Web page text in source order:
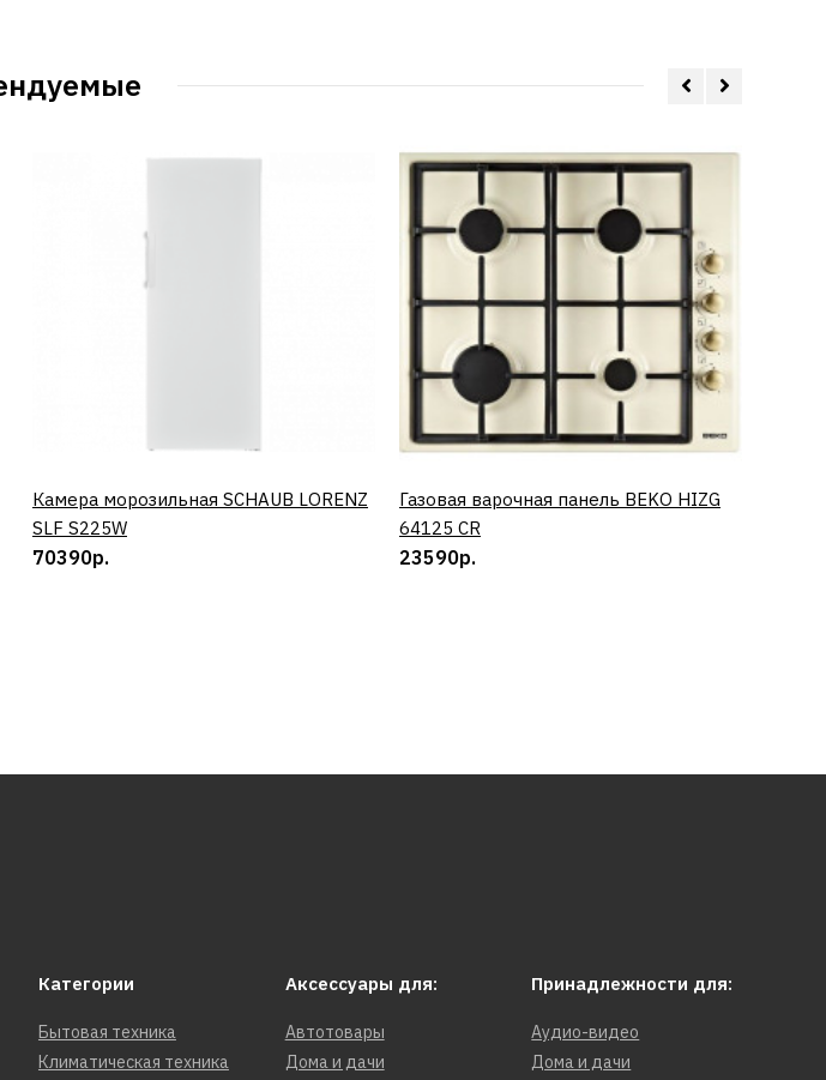
КУПИТЬ
Камера морозильная SCHAUB LORENZ
SLF S225W
70390р.
КУПИТЬ
Газовая варочная панель BEKO HIZG
64125 CR
23590р.
Категории
Бытовая техника
Климатическая техника
Аксессуары для:
Автотовары
Дома и дачи
Принадлежности для:
Аудио-видео
Дома и дачи